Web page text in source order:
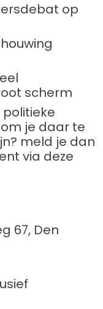
op
scherm
je daar te
meld je dan
via deze
67, Den